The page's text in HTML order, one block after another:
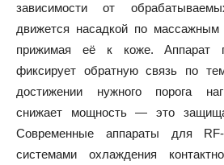
зависимости от
движется насадкой по массажным
прижимая её к коже. Аппарат
фиксирует обратную связь по
достижении нужного порога
снижает мощность — это
Современные аппараты для
системами охлаждения